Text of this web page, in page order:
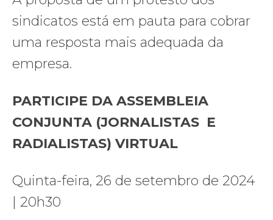
sindicatos está em pauta para cobrar
uma resposta mais adequada da
empresa.
PARTICIPE DA ASSEMBLEIA
CONJUNTA (JORNALISTAS E
RADIALISTAS) VIRTUAL
Quinta-feira, 26 de setembro de 2024
| 20h30